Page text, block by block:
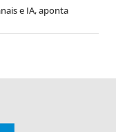
e IA, aponta